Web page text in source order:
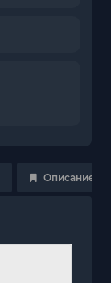
Описание